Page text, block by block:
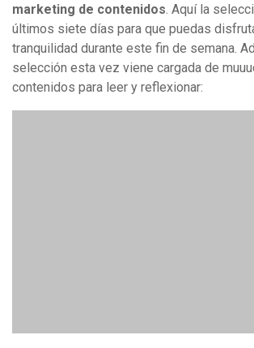
marketing de contenidos . Aquí la
últimos siete días para que puedas
tranquilidad durante este fin de semana.
selección esta vez viene cargada de
contenidos para leer y reflexionar: